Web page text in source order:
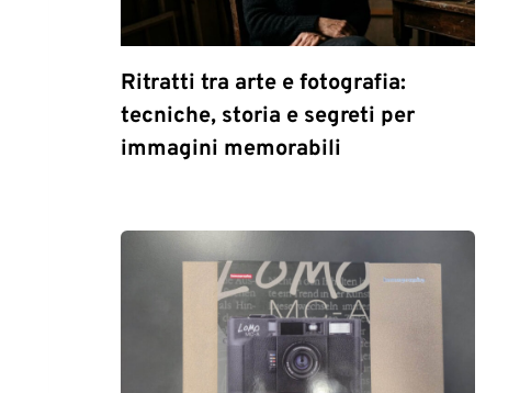
Ritratti tra arte e fotografia:
tecniche, storia e segreti per
immagini memorabili